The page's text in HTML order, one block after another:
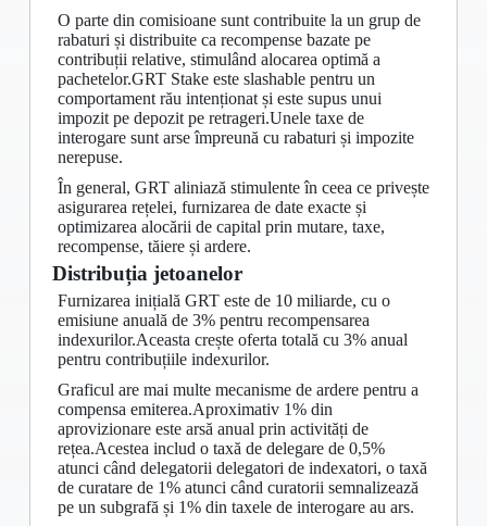
O parte din comisioane sunt contribuite la un grup de
rabaturi și distribuite ca recompense bazate pe
contribuții relative, stimulând alocarea optimă a
pachetelor.GRT Stake este slashable pentru un
comportament rău intenționat și este supus unui
impozit pe depozit pe retrageri.Unele taxe de
interogare sunt arse împreună cu rabaturi și impozite
nerepuse.
În general, GRT aliniază stimulente în ceea ce privește
asigurarea rețelei, furnizarea de date exacte și
optimizarea alocării de capital prin mutare, taxe,
recompense, tăiere și ardere.
Distribuția jetoanelor
Furnizarea inițială GRT este de 10 miliarde, cu o
emisiune anuală de 3% pentru recompensarea
indexurilor.Aceasta crește oferta totală cu 3% anual
pentru contribuțiile indexurilor.
Graficul are mai multe mecanisme de ardere pentru a
compensa emiterea.Aproximativ 1% din
aprovizionare este arsă anual prin activități de
rețea.Acestea includ o taxă de delegare de 0,5%
atunci când delegatorii delegatori de indexatori, o taxă
de curatare de 1% atunci când curatorii semnalizează
pe un subgrafă și 1% din taxele de interogare au ars.